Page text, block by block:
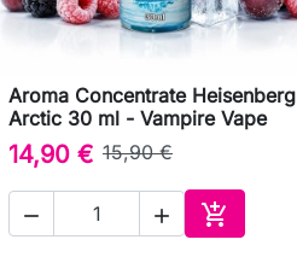
 Γρήγορη προβολή
Aroma Concentrate Heisenberg
Arctic 30 ml - Vampire Vape
14,90 € 15,90 €
  
Αγορά